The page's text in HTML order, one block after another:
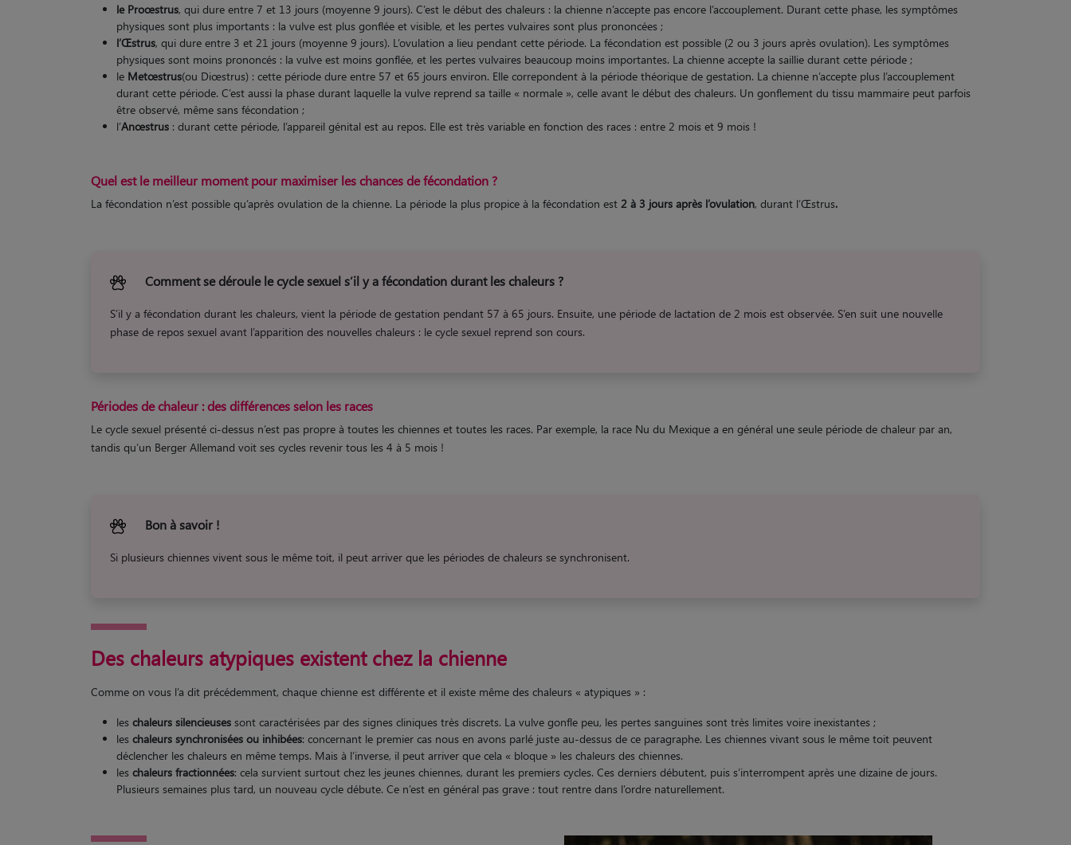
le Proœstrus, qui dure entre 7 et 13 jours (moyenne 9 jours). C’est le début des chaleurs : la chienne n’accepte pas encore l’accouplement. Durant cette phase, les symptômes
physiques sont plus importants : la vulve est plus gonflée et visible, et les pertes vulvaires sont plus prononcées ;
l’Œstrus, qui dure entre 3 et 21 jours (moyenne 9 jours). L’ovulation a lieu pendant cette période. La fécondation est possible (2 ou 3 jours après ovulation). Les symptômes
physiques sont moins prononcés : la vulve est moins gonflée, et les pertes vulvaires beaucoup moins importantes. La chienne accepte la saillie durant cette période ;
le Metœstrus(ou Diœstrus) : cette période dure entre 57 et 65 jours environ. Elle correpondent à la période théorique de gestation. La chienne n’accepte plus l’accouplement
durant cette période. C’est aussi la phase durant laquelle la vulve reprend sa taille « normale », celle avant le début des chaleurs. Un gonflement du tissu mammaire peut parfois
être observé, même sans fécondation ;
l’Anœstrus : durant cette période, l’appareil génital est au repos. Elle est très variable en fonction des races : entre 2 mois et 9 mois !
Quel est le meilleur moment pour maximiser les chances de fécondation ?
La fécondation n’est possible qu’après ovulation de la chienne. La période la plus propice à la fécondation est 2 à 3 jours après l’ovulation, durant l’Œstrus.
Comment se déroule le cycle sexuel s’il y a fécondation durant les chaleurs ?
S’il y a fécondation durant les chaleurs, vient la période de gestation pendant 57 à 65 jours. Ensuite, une période de lactation de 2 mois est observée. S’en suit une nouvelle
phase de repos sexuel avant l’apparition des nouvelles chaleurs : le cycle sexuel reprend son cours.
Périodes de chaleur : des différences selon les races
Le cycle sexuel présenté ci-dessus n’est pas propre à toutes les chiennes et toutes les races. Par exemple, la race Nu du Mexique a en général une seule période de chaleur par an,
tandis qu’un Berger Allemand voit ses cycles revenir tous les 4 à 5 mois !
Bon à savoir !
Si plusieurs chiennes vivent sous le même toit, il peut arriver que les périodes de chaleurs se synchronisent.
Des chaleurs atypiques existent chez la chienne
Comme on vous l’a dit précédemment, chaque chienne est différente et il existe même des chaleurs « atypiques » :
les chaleurs silencieuses sont caractérisées par des signes cliniques très discrets. La vulve gonfle peu, les pertes sanguines sont très limites voire inexistantes ;
les chaleurs synchronisées ou inhibées: concernant le premier cas nous en avons parlé juste au-dessus de ce paragraphe. Les chiennes vivant sous le même toit peuvent
déclencher les chaleurs en même temps. Mais à l’inverse, il peut arriver que cela « bloque » les chaleurs des chiennes.
les chaleurs fractionnées: cela survient surtout chez les jeunes chiennes, durant les premiers cycles. Ces derniers débutent, puis s’interrompent après une dizaine de jours.
Plusieurs semaines plus tard, un nouveau cycle débute. Ce n’est en général pas grave : tout rentre dans l’ordre naturellement.